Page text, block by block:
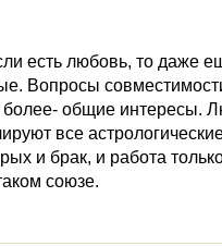
есть любовь, то даже
Вопросы
более- общие интересы.
все
и брак, и работа
союзе.